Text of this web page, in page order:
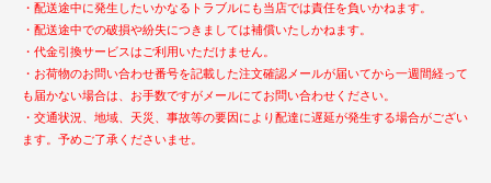
・配送途中に発生したいかなるトラブルにも当店では責任を負いかねます。
・配送途中での破損や紛失につきましては補償いたしかねます。
・代金引換サービスはご利用いただけません。
・お荷物のお問い合わせ番号を記載した注文確認メールが届いてから一週間経って
も届かない場合は、お手数ですがメールにてお問い合わせください。
・交通状況、地域、天災、事故等の要因により配達に遅延が発生する場合がござい
ます。予めご了承くださいませ。